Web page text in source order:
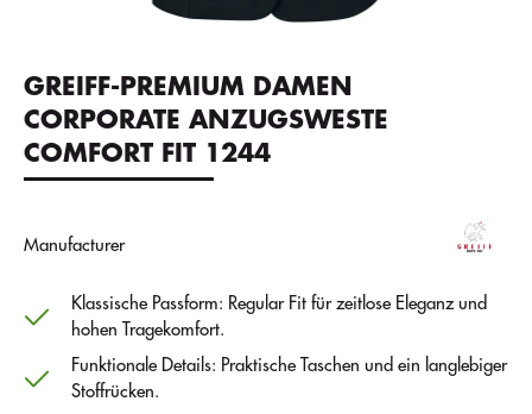
GREIFF-PREMIUM DAMEN
CORPORATE ANZUGSWESTE
COMFORT FIT 1244
Manufacturer
Klassische Passform: Regular Fit für zeitlose Eleganz und
hohen Tragekomfort.
Funktionale Details: Praktische Taschen und ein langlebiger
Stoffrücken.